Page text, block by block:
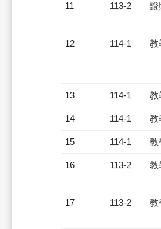
11 113-2 證
12 114-1 教
13 114-1 教
14 114-1 教
15 114-1 教
16 113-2 教
17 113-2 教